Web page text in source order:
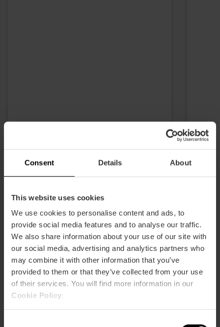
Consent Details About
This website uses cookies
We use cookies to personalise content and ads, to
provide social media features and to analyse our traffic.
We also share information about your use of our site with
our social media, advertising and analytics partners who
may combine it with other information that you’ve
provided to them or that they’ve collected from your use
of their services. You will find more information in our
Cookie Policy